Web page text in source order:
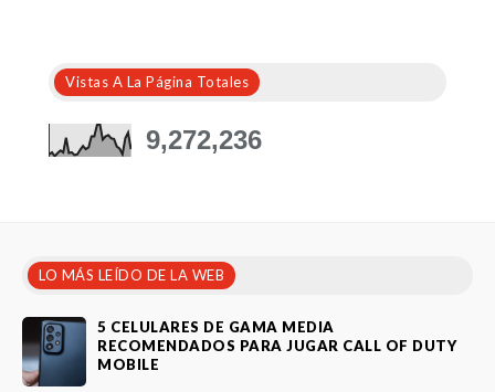
Vistas A La Página Totales
9,272,236
LO MÁS LEÍDO DE LA WEB
5 CELULARES DE GAMA MEDIA
RECOMENDADOS PARA JUGAR CALL OF DUTY
MOBILE